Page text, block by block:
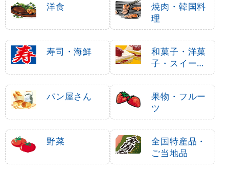
洋食
焼肉・韓国料
理
寿司・海鮮
和菓子・洋菓
子・スイーツ
・アイス
パン屋さん
果物・フルー
ツ
野菜
全国特産品・
ご当地品